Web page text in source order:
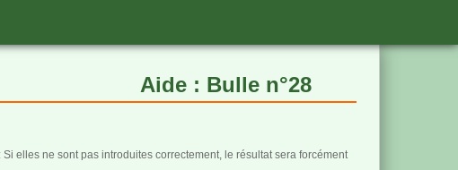
Aide : Bulle n°28
elles ne sont pas introduites correctement, le résultat sera forcément